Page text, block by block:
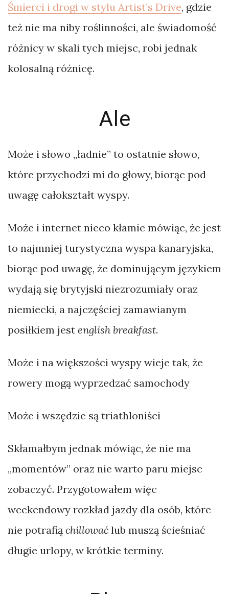
Śmierci i drogi w stylu Artist’s Drive, gdzie
też nie ma niby roślinności, ale świadomość
różnicy w skali tych miejsc, robi jednak
kolosalną różnicę.
Ale
Może i słowo „ładnie” to ostatnie słowo,
które przychodzi mi do głowy, biorąc pod
uwagę całokształt wyspy.
Może i internet nieco kłamie mówiąc, że jest
to najmniej turystyczna wyspa kanaryjska,
biorąc pod uwagę, że dominującym językiem
wydają się brytyjski niezrozumiały oraz
niemiecki, a najczęściej zamawianym
posiłkiem jest english breakfast.
Może i na większości wyspy wieje tak, że
rowery mogą wyprzedzać samochody
Może i wszędzie są triathloniści
Skłamałbym jednak mówiąc, że nie ma
„momentów” oraz nie warto paru miejsc
zobaczyć. Przygotowałem więc
weekendowy rozkład jazdy dla osób, które
nie potrafią chillować lub muszą ścieśniać
długie urlopy, w krótkie terminy.